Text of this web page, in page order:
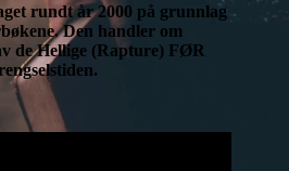
rundt år 2000 på grunnlag
Den handler om
de Hellige (Rapture) FØR